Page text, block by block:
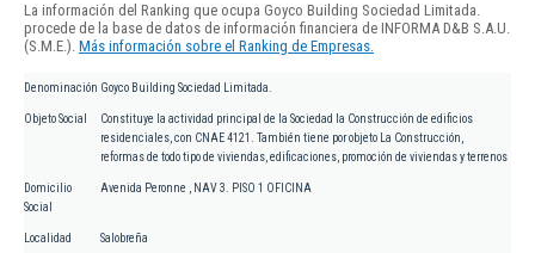
La información del Ranking que ocupa Goyco Building Sociedad Limitada.
procede de la base de datos de información financiera de INFORMA D&B S.A.U.
(S.M.E.). Más información sobre el Ranking de Empresas.
Denominación Goyco Building Sociedad Limitada.
Objeto Social
Constituye la actividad principal de la Sociedad la Construcción de edificios
residenciales, con CNAE 4121. También tiene por objeto La Construcción,
reformas de todo tipo de viviendas, edificaciones, promoción de viviendas y terrenos
Domicilio
Social
Avenida Peronne , NAV 3. PISO 1 OFICINA
Localidad Salobreña